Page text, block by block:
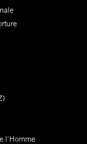
l'Homme